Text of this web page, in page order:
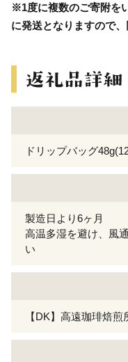
※1度に複数のご寄附を
に発送となりますので
ドリップバッグ
製造日より6ヶ月
高温多湿を避け、風
い
【DK】高遠珈琲焙